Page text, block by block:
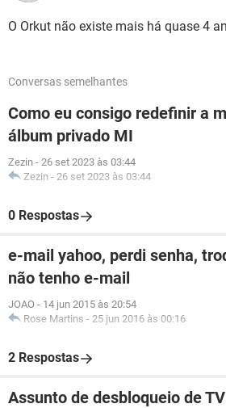
O Orkut não existe mais há quase 4
Conversas semelhantes
Como eu consigo redefinir a
álbum privado MI
Zezin - 26 set 2023 às 03:44
Zezin - 26 set 2023 às 03:44
0 Respostas
e-mail yahoo, perdi senha,
não tenho e-mail
JOAO - 14 jun 2015 às 20:54
Rose Martins - 25 jun 2016 às 00:16
2 Respostas
Assunto de desbloqueio de